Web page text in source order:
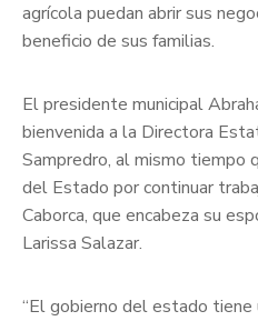
agrícola puedan abrir sus
beneficio de sus familias.
El presidente municipal
bienvenida a la Directora
Sampredro, al mismo tiempo
del Estado por continuar
Caborca, que encabeza su
Larissa Salazar.
“El gobierno del estado tiene